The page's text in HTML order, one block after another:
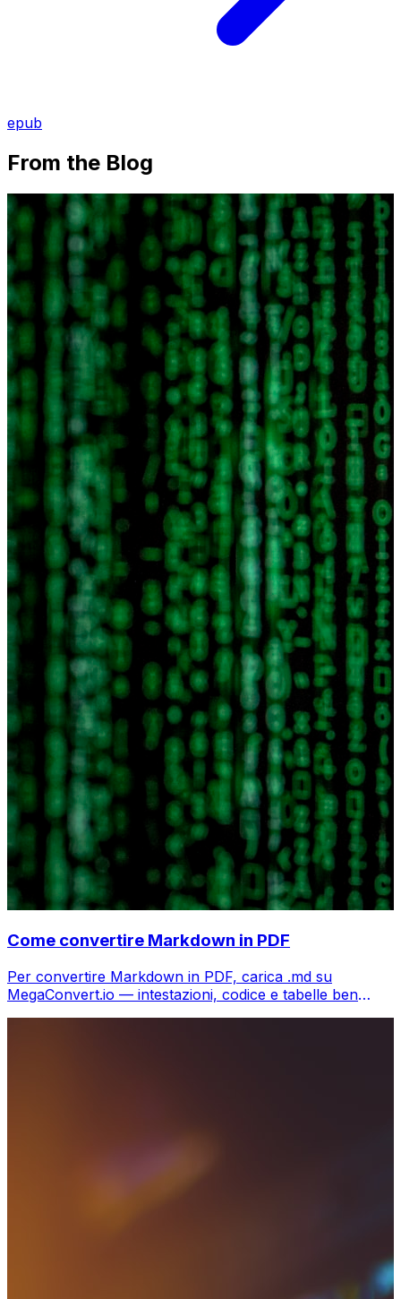
epub
From the Blog
Come convertire Markdown in PDF
Per convertire Markdown in PDF, carica .md su
MegaConvert.io — intestazioni, codice e tabelle ben